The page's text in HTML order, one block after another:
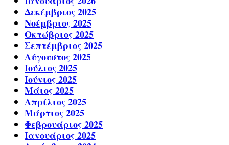
Δεκέμβριος 2025
Νοέμβριος 2025
Οκτώβριος 2025
Σεπτέμβριος 2025
Αύγουστος 2025
Ιούλιος 2025
Ιούνιος 2025
Μάιος 2025
Απρίλιος 2025
Μάρτιος 2025
Φεβρουάριος 2025
Ιανουάριος 2025